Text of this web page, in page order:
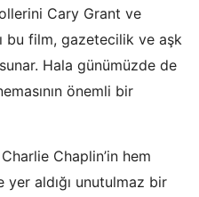
Cary Grant ve
bu film, gazetecilik ve aşk
Hala günümüzde de
önemli bir
Chaplin’in hem
aldığı unutulmaz bir